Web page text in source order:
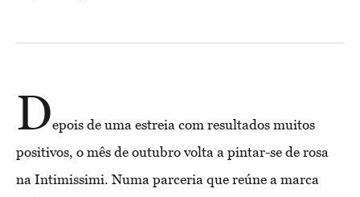
Depois de uma estreia com resultados muitos
positivos, o mês de outubro volta a pintar-se de rosa
na Intimissimi. Numa parceria que reúne a marca